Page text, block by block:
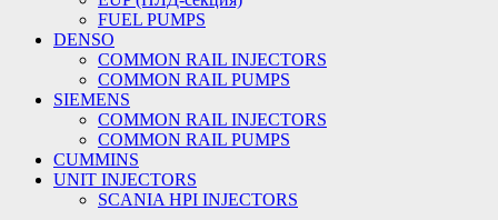
FUEL PUMPS
DENSO
COMMON RAIL INJECTORS
COMMON RAIL PUMPS
SIEMENS
COMMON RAIL INJECTORS
COMMON RAIL PUMPS
CUMMINS
UNIT INJECTORS
SCANIA HPI INJECTORS